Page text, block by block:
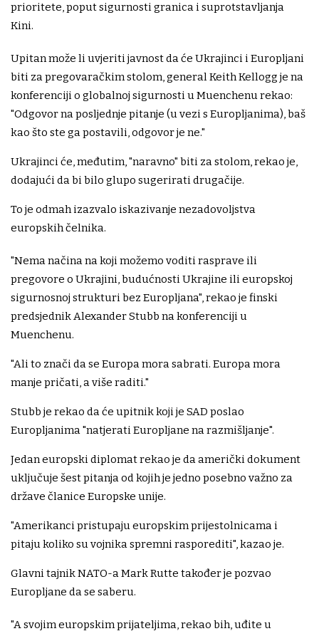
prioritete, poput sigurnosti granica i suprotstavljanja
Kini.
Upitan može li uvjeriti javnost da će Ukrajinci i Europljani
biti za pregovaračkim stolom, general Keith Kellogg je na
konferenciji o globalnoj sigurnosti u Muenchenu rekao:
"Odgovor na posljednje pitanje (u vezi s Europljanima), baš
kao što ste ga postavili, odgovor je ne."
Ukrajinci će, međutim, "naravno" biti za stolom, rekao je,
dodajući da bi bilo glupo sugerirati drugačije.
To je odmah izazvalo iskazivanje nezadovoljstva
europskih čelnika.
"Nema načina na koji možemo voditi rasprave ili
pregovore o Ukrajini, budućnosti Ukrajine ili europskoj
sigurnosnoj strukturi bez Europljana", rekao je finski
predsjednik Alexander Stubb na konferenciji u
Muenchenu.
"Ali to znači da se Europa mora sabrati. Europa mora
manje pričati, a više raditi."
Stubb je rekao da će upitnik koji je SAD poslao
Europljanima "natjerati Europljane na razmišljanje".
Jedan europski diplomat rekao je da američki dokument
uključuje šest pitanja od kojih je jedno posebno važno za
države članice Europske unije.
"Amerikanci pristupaju europskim prijestolnicama i
pitaju koliko su vojnika spremni rasporediti", kazao je.
Glavni tajnik NATO-a Mark Rutte također je pozvao
Europljane da se saberu.
"A svojim europskim prijateljima, rekao bih, uđite u